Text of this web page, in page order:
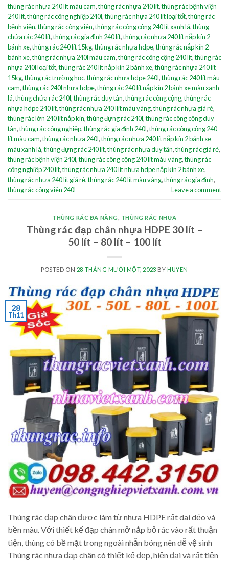
thùng rác nhựa 240 lít màu cam,thùng rác nhựa 240 lít,thùng rác bệnh viện
240 lít,thùng rác công nghiệp 240l,thùng rác nhựa 240 lít loại tốt,thùng rác
bệnh viện,thùng rác công viên,thùng rác công cộng 240 lít xanh lá,thùng
chứa rác 240 lít,thùng rác gia đình 240 lít,thùng rác nhựa 240 lít nắp kín 2
bánh xe,thùng rác 240 lít 15kg,thùng rác nhựa hdpe,thùng rác nắp kín 2
bánh xe,thùng rác nhựa 240l màu cam,thùng rác công cộng 240 lít,thùng rác
nhựa 240l loại tốt,thùng rác 240 lít nắp kín 2 bánh xe,thùng rác nhựa 240 lít
15kg,thùng rác trường học,thùng rác nhựa hdpe 240l,thùng rác 240 lít màu
cam,thùng rác 240l nhựa hdpe,thùng rác 240 lít nắp kín 2 bánh xe màu xanh
lá,thùng chứa rác 240l,thùng rác duy tân,thùng rác công cộng,thùng rác
nhựa hdpe 240 lít,thùng rác nhựa 240 llít màu vàng,thùng rác nhựa giá rẻ,
thùng rác lớn 240 lít nắp kín,thùng đựng rác 240l,thùng rác công cộng duy
tân,thùng rác công nghiệp,thùng rác gia đình 240l,thùng rác công cộng 240
lít màu cam,thùng rác nhựa 240l,thùng rác nhựa 240 lít nắp kín 2 bánh xe
màu xanh lá,thùng đựng rác 240 lít,thùng rác nhựa duy tân,thùng rác giá rẻ,
thùng rác bệnh viện 240l,thùng rác công cộng 240 lít màu vàng,thùng rác
công nghiệp 240 lít,thùng rác nhựa 240 lít nhựa hdpe nắp kín 2 bánh xe,
thùng rác nhựa 240 lít giá rẻ,thùng rác 240 lít màu vàng,thùng rác gia đình,
thùng rác công viên 240l
Leave a comment
THÙNG RÁC ĐA NĂNG THÙNG RÁC NHỰA
Thùng rác đạp chân nhựa HDPE 30 lít –
50 lít – 80 lít – 100 lít
POSTED ON 28 THÁNG MƯỜI MỘT, 2023 BY HUYEN
28
Th11
Thùng rác đạp chân được làm từ nhựa HDPE rất dai dẻo và
bền màu. Với thiết kế đạp chân mở nắp bỏ rác vào rất thuận
tiện, thùng có bề mặt trong ngoài nhẵn bóng nên dễ vệ sinh
Thùng rác nhựa đạp chân có thiết kế đẹp, hiện đại và rất tiện